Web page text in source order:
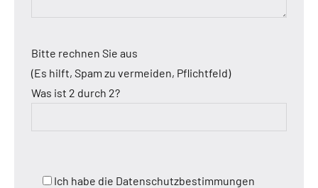
Bitte rechnen Sie aus
(Es hilft, Spam zu vermeiden, Pflichtfeld)
Was ist 2 durch 2?
Ich habe die Datenschutzbestimmungen